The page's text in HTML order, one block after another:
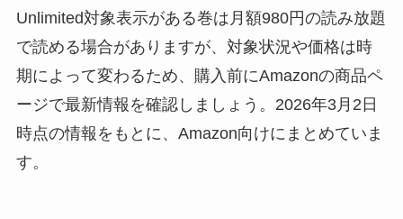
Unlimited対象表示がある巻は月額980円の読み放題
で読める場合がありますが、対象状況や価格は時
期によって変わるため、購入前にAmazonの商品ペ
ージで最新情報を確認しましょう。2026年3月2日
時点の情報をもとに、Amazon向けにまとめていま
す。